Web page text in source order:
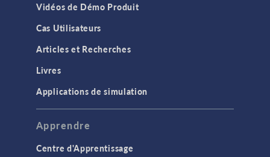
Vidéos de Démo Produit
Cas Utilisateurs
Articles et Recherches
Livres
Applications de simulation
Apprendre
Centre d'Apprentissage